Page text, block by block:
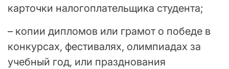
карточки налогоплательщика студента;
– копии дипломов или грамот о победе в
конкурсах, фестивалях, олимпиадах за
учебный год, или празднования